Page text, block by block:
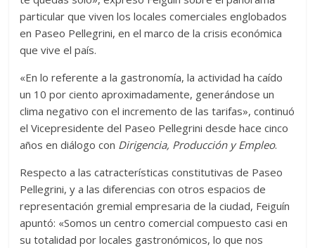
particular que viven los locales comerciales englobados
en Paseo Pellegrini, en el marco de la crisis económica
que vive el país.
«En lo referente a la gastronomía, la actividad ha caído
un 10 por ciento aproximadamente, generándose un
clima negativo con el incremento de las tarifas», continuó
el Vicepresidente del Paseo Pellegrini desde hace cinco
años en diálogo con Dirigencia, Producción y Empleo.
Respecto a las catracterísticas constitutivas de Paseo
Pellegrini, y a las diferencias con otros espacios de
representación gremial empresaria de la ciudad, Feiguín
apuntó: «Somos un centro comercial compuesto casi en
su totalidad por locales gastronómicos, lo que nos